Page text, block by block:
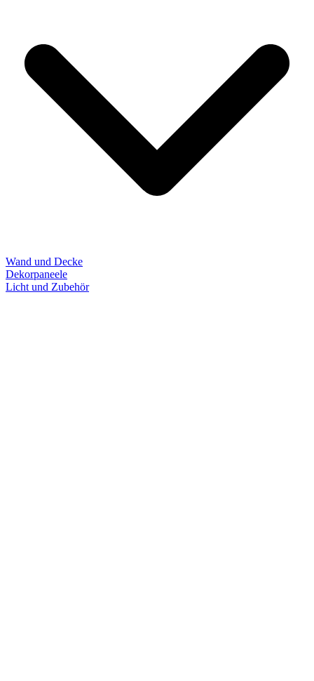
Wand und Decke
Dekorpaneele
Licht und Zubehör